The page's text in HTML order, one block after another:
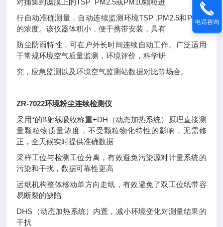
对捕集到滤膜上的TSP PM2.5或PM10颗粒进
行自动准确测量，自动连续监测环境TSP ,PM2.5和PM10
的浓度。该仪器体积小，便于携带安装，具有
防尘防雨特性，可在户外长时间连续自动工作。广泛适用
于常规环境空气质量监测，环境评价，科学研
究，应急监测以及环境空气监测站数据对比等场合。
ZR-7022环境粉尘连续检测仪
采用*的ß射线吸收称重+DH（动态加热系统）原理直接测
量颗粒物质量浓度，不受颗粒物化特性的影响，无需修
正，全天候实时提供准确数据
采样工位与检测工位分离，有效避免污染源对计量系统的
污染和干扰，数据可靠性更高
运纸机构整体移动单方向走纸，有效避免了双工位纸带容
易断裂的缺陷
DHS（动态加热系统）内置，减小环境变化对测量结果的
干扰
电话咨询